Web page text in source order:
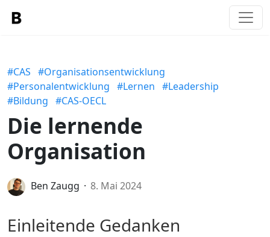
#CAS #Organisationsentwicklung
#Personalentwicklung #Lernen #Leadership
#Bildung #CAS-OECL
Die lernende
Organisation
Ben Zaugg 8. Mai 2024
Einleitende Gedanken